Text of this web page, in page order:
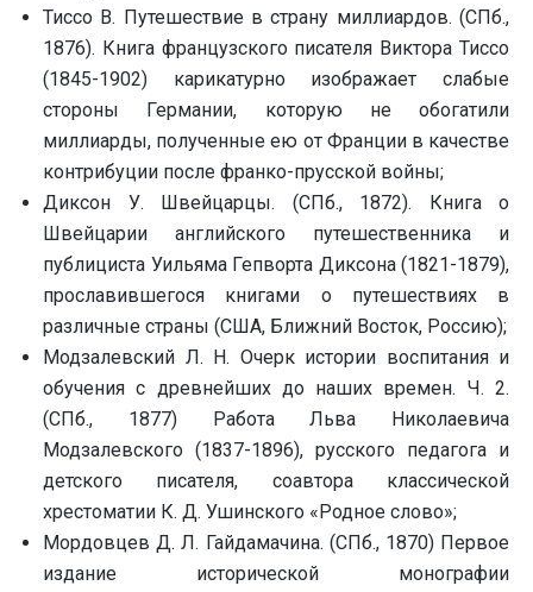
Тиссо В. Путешествие в страну миллиардов. (СПб.,
1876). Книга французского писателя Виктора Тиссо
(1845-1902) карикатурно изображает слабые
стороны Германии, которую не обогатили
миллиарды, полученные ею от Франции в качестве
контрибуции после франко-прусской войны;
Диксон У. Швейцарцы. (СПб., 1872). Книга о
Швейцарии английского путешественника и
публициста Уильяма Гепворта Диксона (1821-1879),
прославившегося книгами о путешествиях в
различные страны (США, Ближний Восток, Россию);
Модзалевский Л. Н. Очерк истории воспитания и
обучения с древнейших до наших времен. Ч. 2.
(СПб., 1877) Работа Льва Николаевича
Модзалевского (1837-1896), русского педагога и
детского писателя, соавтора классической
хрестоматии К. Д. Ушинского «Родное слово»;
Мордовцев Д. Л. Гайдамачина. (СПб., 1870) Первое
издание исторической монографии